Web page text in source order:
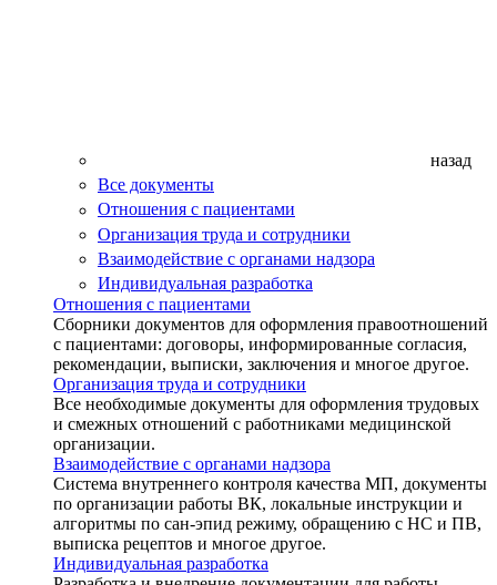
назад
Все документы
Отношения с пациентами
Организация труда и сотрудники
Взаимодействие с органами надзора
Индивидуальная разработка
Отношения с пациентами
Сборники документов для оформления правоотношений
с пациентами: договоры, информированные согласия,
рекомендации, выписки, заключения и многое другое.
Организация труда и сотрудники
Все необходимые документы для оформления трудовых
и смежных отношений с работниками медицинской
организации.
Взаимодействие с органами надзора
Система внутреннего контроля качества МП, документы
по организации работы ВК, локальные инструкции и
алгоритмы по сан-эпид режиму, обращению с НС и ПВ,
выписка рецептов и многое другое.
Индивидуальная разработка